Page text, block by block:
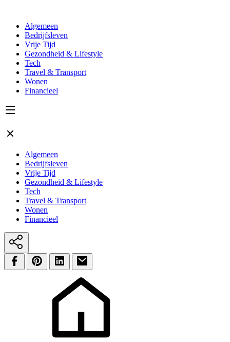
Algemeen
Bedrijfsleven
Vrije Tijd
Gezondheid & Lifestyle
Tech
Travel & Transport
Wonen
Financieel
Algemeen
Bedrijfsleven
Vrije Tijd
Gezondheid & Lifestyle
Tech
Travel & Transport
Wonen
Financieel